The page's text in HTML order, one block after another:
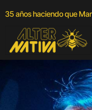
35 años haciendo que